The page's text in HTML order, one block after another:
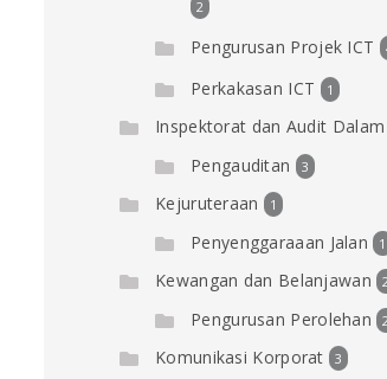
2
Pengurusan Projek ICT
Perkakasan ICT 1
Inspektorat dan Audit Dalam
Pengauditan 3
Kejuruteraan 1
Penyenggaraaan Jalan 1
Kewangan dan Belanjawan
Pengurusan Perolehan
Komunikasi Korporat 3